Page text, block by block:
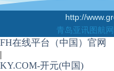
http://
青岛亚讯图航
FH在线平台（中国）官网
|
KY.COM-开元(中国)